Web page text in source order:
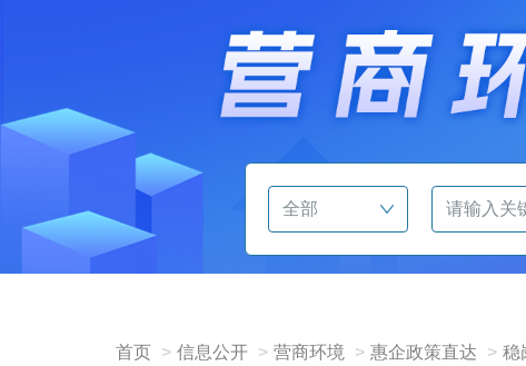
首页 信息公开 营商环境 惠企政策直达 稳